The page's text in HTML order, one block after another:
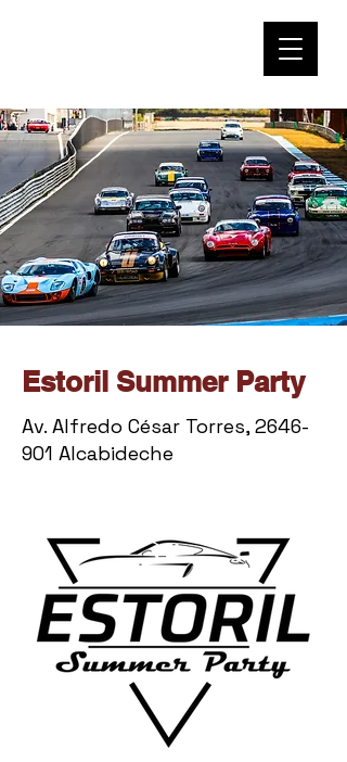
Estoril Summer Party
Av. Alfredo César Torres, 2646-
901 Alcabideche